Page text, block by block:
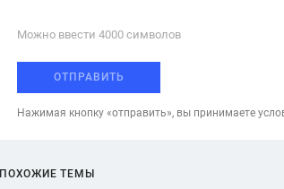
Можно ввести 4000 cимволов
ОТПРАВИТЬ
Нажимая кнопку «отправить», вы принимаете
ПОХОЖИЕ ТЕМЫ